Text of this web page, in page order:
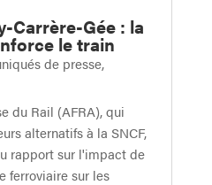
Carrère-Gée : la
le train
de presse,
du Rail (AFRA), qui
alternatifs à la SNCF,
rapport sur l'impact de
ferroviaire sur les